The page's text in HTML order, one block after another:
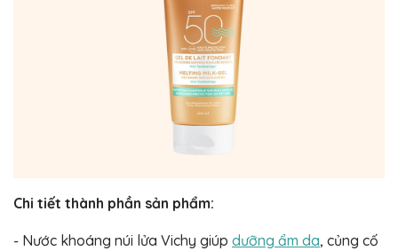
Chi tiết thành phần sản phẩm:
- Nước khoáng núi lửa Vichy giúp dưỡng ẩm da, củng cố